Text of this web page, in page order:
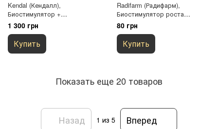
Kendal (Кендалл),
Биостимулятор +
Профилактика болезней, 1 л,
Valagro
1 300 грн
Купить
Radifarm (Радифарм),
Биостимулятор роста
корневой системы,
укоренитель, 25 г, Valagro
80 грн
Купить
Показать еще 20 товаров
Назад 1 из 5 Вперед